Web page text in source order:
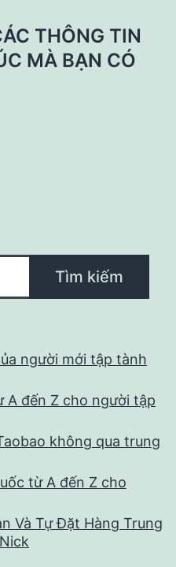
THÔNG TIN
MÀ BẠN CÓ
Tìm kiếm
người mới tập tành
A đến Z cho người tập
không qua trung
từ A đến Z cho
Và Tự Đặt Hàng Trung